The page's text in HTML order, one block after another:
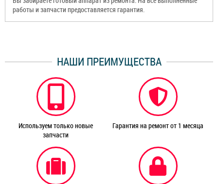
работы и запчасти предоставляется гарантия.
НАШИ ПРЕИМУЩЕСТВА
Используем только новые
запчасти
Гарантия на ремонт от 1 месяца